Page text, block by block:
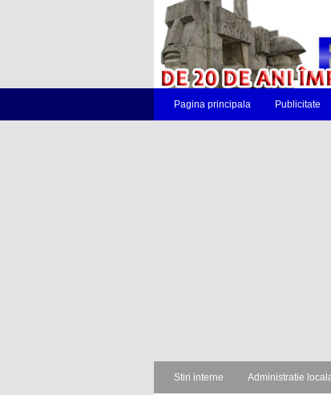
Pagina principala Publicitate
Stiri interne Administratie